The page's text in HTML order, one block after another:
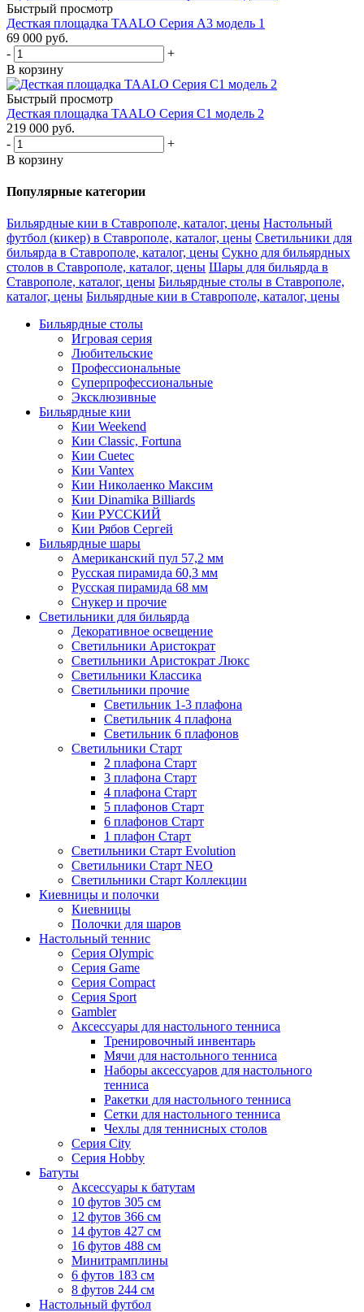
Быстрый просмотр
Десткая площадка TAALO Серия A3 модель 1
69 000 руб.
-
+
В корзину
Быстрый просмотр
Десткая площадка TAALO Серия С1 модель 2
219 000 руб.
-
+
В корзину
Популярные категории
Бильярдные кии в Ставрополе, каталог, цены Настольный
футбол (кикер) в Ставрополе, каталог, цены Светильники для
бильярда в Ставрополе, каталог, цены Сукно для бильярдных
столов в Ставрополе, каталог, цены Шары для бильярда в
Ставрополе, каталог, цены Бильярдные столы в Ставрополе,
каталог, цены Бильярдные кии в Ставрополе, каталог, цены
Бильярдные столы
Игровая серия
Любительские
Профессиональные
Суперпрофессиональные
Эксклюзивные
Бильярдные кии
Кии Weekend
Кии Classic, Fortuna
Кии Cuetec
Кии Vantex
Кии Николаенко Максим
Кии Dinamika Billiards
Кии РУССКИЙ
Кии Рябов Сергей
Бильярдные шары
Американский пул 57,2 мм
Русская пирамида 60,3 мм
Русская пирамида 68 мм
Снукер и прочие
Светильники для бильярда
Декоративное освещение
Светильники Аристократ
Светильники Аристократ Люкс
Светильники Классика
Светильники прочие
Светильник 1-3 плафона
Светильник 4 плафона
Светильник 6 плафонов
Светильники Старт
2 плафона Старт
3 плафона Старт
4 плафона Старт
5 плафонов Старт
6 плафонов Старт
1 плафон Старт
Светильники Старт Evolution
Светильники Старт NEO
Светильники Старт Коллекции
Киевницы и полочки
Киевницы
Полочки для шаров
Настольный теннис
Серия Olympic
Серия Game
Серия Compact
Серия Sport
Gambler
Аксессуары для настольного тенниса
Тренировочный инвентарь
Мячи для настольного тенниса
Наборы аксессуаров для настольного
тенниса
Ракетки для настольного тенниса
Сетки для настольного тенниса
Чехлы для теннисных столов
Серия City
Серия Hobby
Батуты
Аксессуары к батутам
10 футов 305 см
12 футов 366 см
14 футов 427 см
16 футов 488 см
Минитрамплины
6 футов 183 см
8 футов 244 см
Настольный футбол